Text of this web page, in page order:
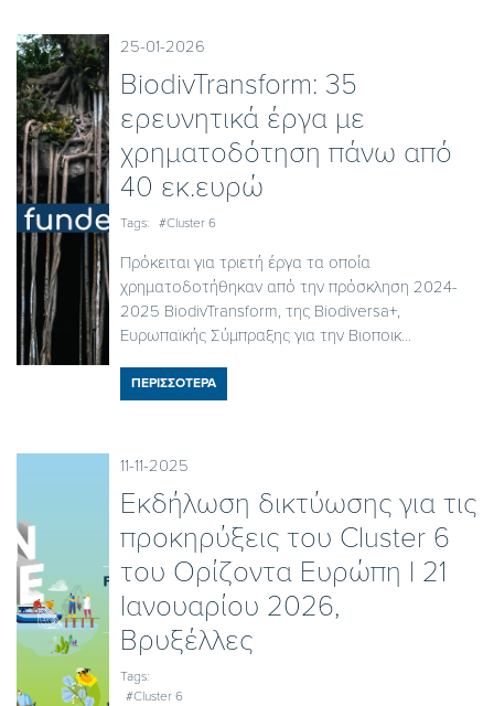
25-01-2026
BiodivTransform: 35
ερευνητικά έργα με
χρηματοδότηση πάνω από
40 εκ.ευρώ
Tags: #Cluster 6
Πρόκειται για τριετή έργα τα οποία
χρηματοδοτήθηκαν από την πρόσκληση 2024-
2025 BiodivTransform, της Biodiversa+,
Ευρωπαϊκής Σύμπραξης για την Βιοποικ...
ΠΕΡΙΣΣΟΤΕΡΑ
11-11-2025
Εκδήλωση δικτύωσης για τις
προκηρύξεις του Cluster 6
του Ορίζοντα Ευρώπη | 21
Ιανουαρίου 2026,
Βρυξέλλες
Tags:
#Cluster 6